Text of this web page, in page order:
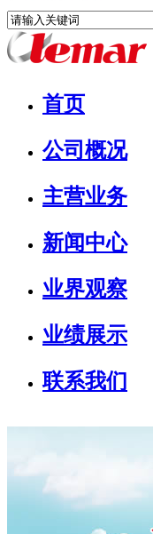
首页
公司概况
主营业务
新闻中心
业界观察
业绩展示
联系我们